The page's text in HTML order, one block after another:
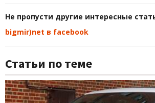
Не пропусти другие интересные
bigmir)net в facebook
Статьи по теме